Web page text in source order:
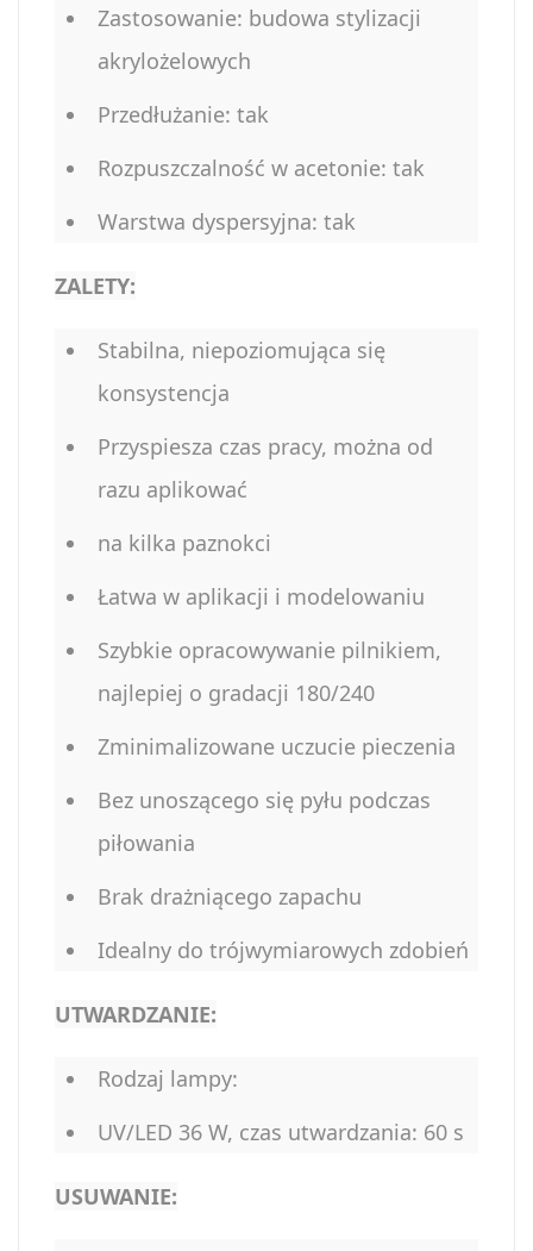
Zastosowanie: budowa stylizacji
akrylożelowych
Przedłużanie: tak
Rozpuszczalność w acetonie: tak
Warstwa dyspersyjna: tak
ZALETY:
Stabilna, niepoziomująca się
konsystencja
Przyspiesza czas pracy, można od
razu aplikować
na kilka paznokci
Łatwa w aplikacji i modelowaniu
Szybkie opracowywanie pilnikiem,
najlepiej o gradacji 180/240
Zminimalizowane uczucie pieczenia
Bez unoszącego się pyłu podczas
piłowania
Brak drażniącego zapachu
Idealny do trójwymiarowych zdobień
UTWARDZANIE:
Rodzaj lampy:
UV/LED 36 W, czas utwardzania: 60 s
USUWANIE: